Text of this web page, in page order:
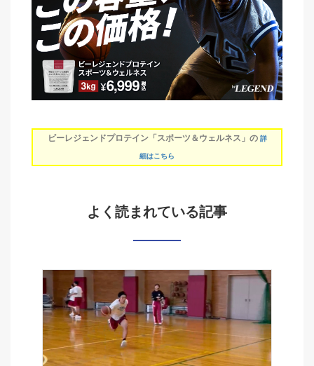
ビーレジェンドプロテイン「スポーツ＆ウェルネス」の 詳
細はこちら
よく読まれている記事